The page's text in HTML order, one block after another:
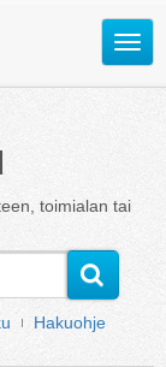
Avaa
toimialan tai
Hakuohje